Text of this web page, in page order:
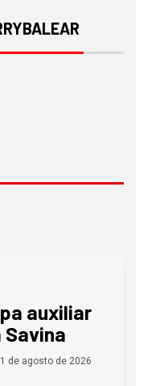
auxiliar
1 de agosto de 2026